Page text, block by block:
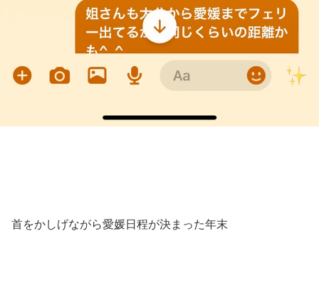
首をかしげながら愛媛日程が決まった年末